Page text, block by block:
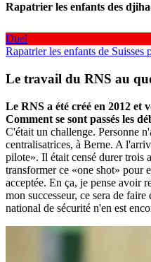
Rapatrier les enfants des
Duel
Rapatrier les enfants de
Le travail du RNS au
Le RNS a été créé en 2012 et
Comment se sont passés les
C'était un challenge. Personne
centralisatrices, à Berne. A
pilote». Il était censé durer trois
transformer ce «one shot» pour
acceptée. En ça, je pense avoir
mon successeur, ce sera de
national de sécurité n'en est